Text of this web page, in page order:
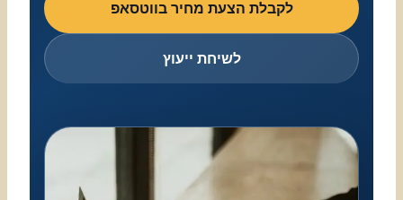
לקבלת הצעת מחיר בווטסאפ
לשיחת ייעוץ